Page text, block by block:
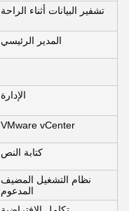
تشفير البيانات أثناء الراحة
المدير الرئيسي
الإدارة
VMware vCenter
كتابة النص
نظام التشغيل المضيف
المدعوم